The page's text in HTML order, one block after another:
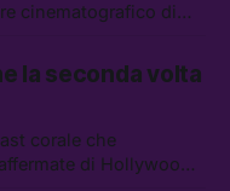
cinematografico di
la seconda volta
corale che
di Hollywood